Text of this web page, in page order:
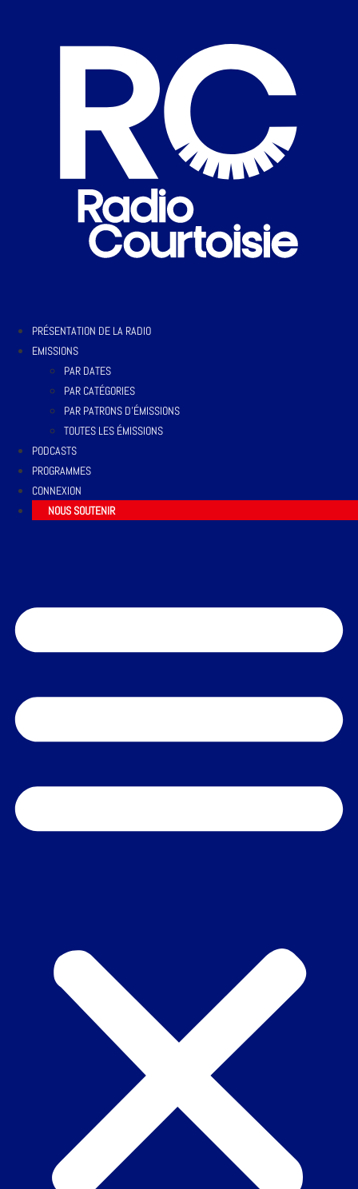
PRÉSENTATION DE LA RADIO
EMISSIONS
PAR DATES
PAR CATÉGORIES
PAR PATRONS D’ÉMISSIONS
TOUTES LES ÉMISSIONS
PODCASTS
PROGRAMMES
CONNEXION
NOUS SOUTENIR